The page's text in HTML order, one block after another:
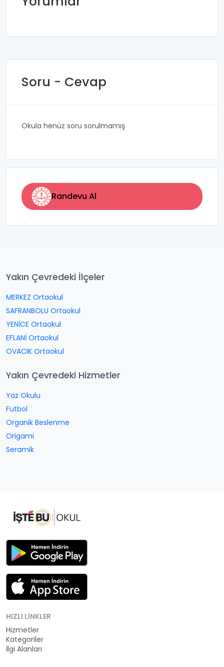
Soru - Cevap
Okula henüz soru sorulmamış
Randevu Al
Yakın Çevredeki İlçeler
MERKEZ Ortaokul
SAFRANBOLU Ortaokul
YENİCE Ortaokul
EFLANİ Ortaokul
OVACIK Ortaokul
Yakın Çevredeki Hizmetler
Yaz Okulu
Futbol
Organik Beslenme
Origami
Seramik
HIZLI LINKLER
Hizmetler
Kategoriler
İlgi Alanları